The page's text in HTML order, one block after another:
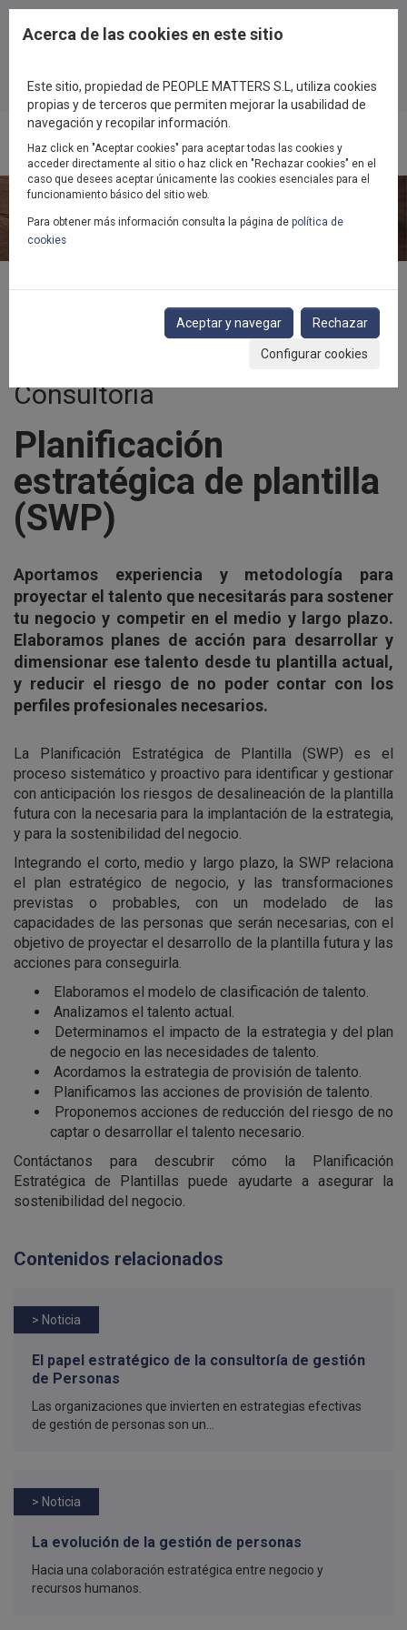
Pasar al contenido principal
Alineamiento de estrategia y personas
Planificación estratégica de plantilla (SWP)
Consultoría
Planificación
estratégica de plantilla
(SWP)
Aportamos experiencia y metodología para
proyectar el talento que necesitarás para sostener
tu negocio y competir en el medio y largo plazo.
Elaboramos planes de acción para desarrollar y
dimensionar ese talento desde tu plantilla actual,
y reducir el riesgo de no poder contar con los
perfiles profesionales necesarios.
La Planificación Estratégica de Plantilla (SWP) es el
proceso sistemático y proactivo para identificar y gestionar
con anticipación los riesgos de desalineación de la plantilla
futura con la necesaria para la implantación de la estrategia,
y para la sostenibilidad del negocio.
Integrando el corto, medio y largo plazo, la SWP relaciona
el plan estratégico de negocio, y las transformaciones
previstas o probables, con un modelado de las
capacidades de las personas que serán necesarias, con el
objetivo de proyectar el desarrollo de la plantilla futura y las
acciones para conseguirla.
Elaboramos el modelo de clasificación de talento.
Analizamos el talento actual.
Determinamos el impacto de la estrategia y del plan
de negocio en las necesidades de talento.
Acordamos la estrategia de provisión de talento.
Planificamos las acciones de provisión de talento.
Proponemos acciones de reducción del riesgo de no
captar o desarrollar el talento necesario.
Contáctanos para descubrir cómo la Planificación
Estratégica de Plantillas puede ayudarte a asegurar la
sostenibilidad del negocio.
Contenidos relacionados
> Noticia
El papel estratégico de la consultoría de gestión
de Personas
Las organizaciones que invierten en estrategias efectivas
de gestión de personas son un...
> Noticia
La evolución de la gestión de personas
Hacia una colaboración estratégica entre negocio y
recursos humanos.
Acerca de las cookies en este sitio
Este sitio, propiedad de PEOPLE MATTERS S.L, utiliza cookies
propias y de terceros que permiten mejorar la usabilidad de
navegación y recopilar información.
Haz click en "Aceptar cookies" para aceptar todas las cookies y
acceder directamente al sitio o haz click en "Rechazar cookies" en el
caso que desees aceptar únicamente las cookies esenciales para el
funcionamiento básico del sitio web.
Para obtener más información consulta la página de política de
cookies
Aceptar y navegar Rechazar
Configurar cookies